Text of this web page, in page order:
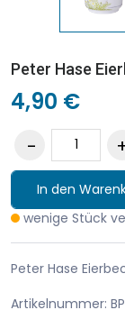
Peter Hase
4,90 €
In den
wenige Stück
Peter Hase
Artikelnummer: